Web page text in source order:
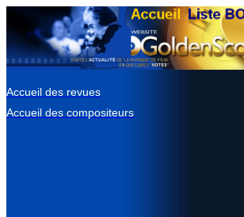
Accueil des revues
Accueil des compositeurs